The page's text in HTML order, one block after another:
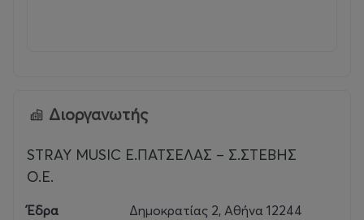
Διοργανωτής
STRAY MUSIC Ε.ΠΑΤΣΕΛΑΣ – Σ.ΣΤΕΒΗΣ
Ο.Ε.
Έδρα
Δημοκρατίας 2, Αθήνα 12244